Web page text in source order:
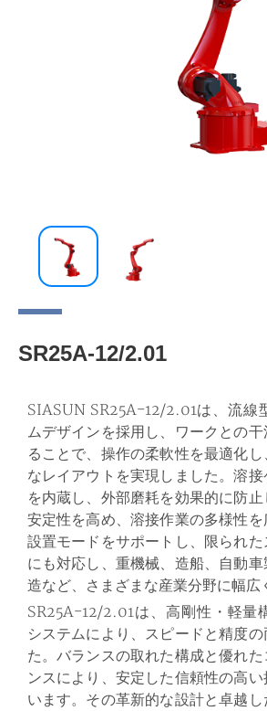
SR25A-12/2.01
SIASUN SR25A-12/2.01は、流線
ムデザインを採用し、ワークとの
ることで、操作の柔軟性を最適化し
なレイアウトを実現しました。溶
を内蔵し、外部磨耗を効果的に防
安定性を高め、溶接作業の多様性
設置モードをサポートし、限られ
にも対応し、重機械、造船、自動
造など、さまざまな産業分野に幅広
SR25A-12/2.01は、高剛性・軽量
システムにより、スピードと精度
た。バランスの取れた構成と優れ
ンスにより、安定した信頼性の高
います。その革新的な設計と卓越